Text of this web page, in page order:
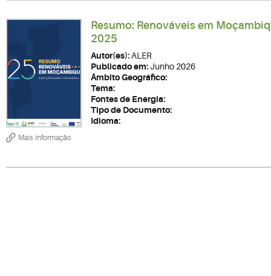
Mais informação
Resumo: Renováveis em
2025
Autor(es): ALER
Publicado em:Junho 2026
Âmbito Geográfico:
Tema:
Fontes de Energia:
Tipo de Documento:
Idioma: